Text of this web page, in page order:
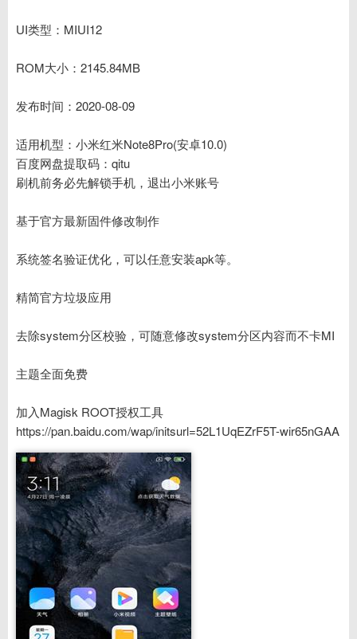
UI类型：MIUI12
ROM大小：2145.84MB
发布时间：2020-08-09
适用机型：小米红米Note8Pro(安卓10.0)
百度网盘提取码：qitu
刷机前务必先解锁手机，退出小米账号
基于官方最新固件修改制作
系统签名验证优化，可以任意安装apk等。
精简官方垃圾应用
去除system分区校验，可随意修改system分区内容而不卡MI
主题全面免费
加入Magisk ROOT授权工具
https://pan.baidu.com/wap/initsurl=52L1UqEZrF5T-wir65nGAA